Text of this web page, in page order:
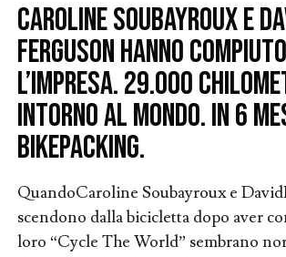
Caroline Soubayroux e
Ferguson hanno compiuto
l’impresa. 29.000
intorno al mondo. In 6
bikepacking.
QuandoCaroline Soubayroux e
scendono dalla bicicletta dopo aver
loro “Cycle The World” sembrano